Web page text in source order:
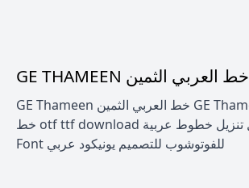
GE THAMEEN خط العربي الثمين
GE Thameen خط العربي الثمين GE Thameen Light Light
خط otf ttf download تحميل تنزيل خطوط عربية Arabic
Font للفوتوشوب للتصميم يونيكود عربي